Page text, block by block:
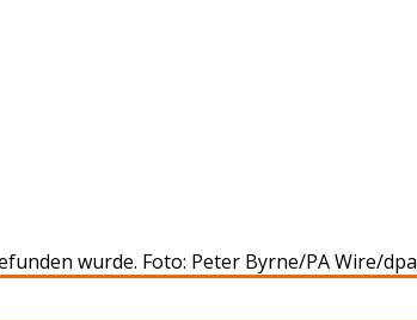
wurde. Foto: Peter Byrne/PA Wire/dpa